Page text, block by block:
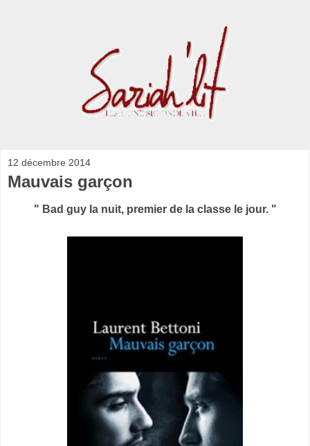
12 décembre 2014
Mauvais garçon
" Bad guy la nuit, premier de la classe le jour. "